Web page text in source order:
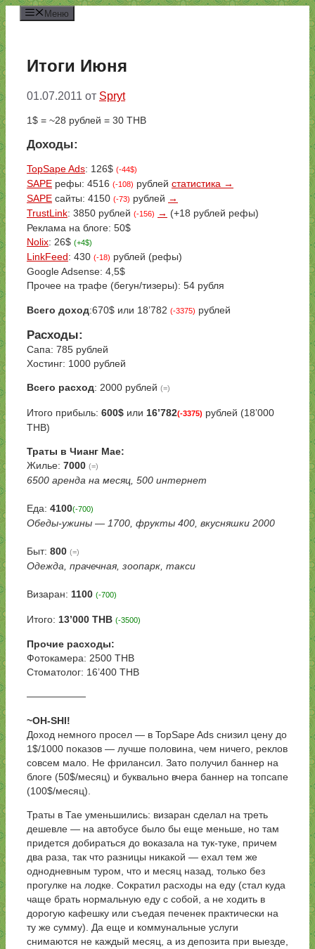
Перейти
к
содержимому
Меню
Итоги Июня
01.07.2011 от Spryt
1$ = ~28 рублей = 30 THB
Доходы:
TopSape Ads: 126$ (-44$)
SAPE рефы: 4516 (-108) рублей статистика →
SAPE сайты: 4150 (-73) рублей →
TrustLink: 3850 рублей (-156) → (+18 рублей рефы)
Реклама на блоге: 50$
Nolix: 26$ (+4$)
LinkFeed: 430 (-18) рублей (рефы)
Google Adsense: 4,5$
Прочее на трафе (бегун/тизеры): 54 рубля
Всего доход:670$ или 18’782 (-3375) рублей
Расходы:
Сапа: 785 рублей
Хостинг: 1000 рублей
Всего расход: 2000 рублей (=)
Итого прибыль: 600$ или 16’782(-3375) рублей (18’000
THB)
Траты в Чианг Мае:
Жилье: 7000 (=)
6500 аренда на месяц, 500 интернет
Еда: 4100(-700)
Обеды-ужины — 1700, фрукты 400, вкусняшки 2000
Быт: 800 (=)
Одежда, прачечная, зоопарк, такси
Визаран: 1100 (-700)
Итого: 13’000 THB (-3500)
Прочие расходы:
Фотокамера: 2500 THB
Стоматолог: 16’400 THB
——————
~OH-SHI!
Доход немного просел — в TopSape Ads снизил цену до
1$/1000 показов — лучше половина, чем ничего, реклов
совсем мало. Не фрилансил. Зато получил баннер на
блоге (50$/месяц) и буквально вчера баннер на топсапе
(100$/месяц).
Траты в Тае уменьшились: визаран сделал на треть
дешевле — на автобусе было бы еще меньше, но там
придется добираться до воказала на тук-туке, причем
два раза, так что разницы никакой — ехал тем же
однодневным туром, что и месяц назад, только без
прогулке на лодке. Сократил расходы на еду (стал куда
чаще брать нормальную еду с собой, а не ходить в
дорогую кафешку или съедая печенек практически на
ту же сумму). Да еще и коммунальные услуги
снимаются не каждый месяц, а из депозита при выезде,